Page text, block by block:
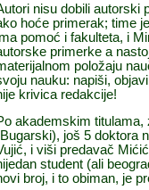
nisu dobili autorski
hoće primerak; time
pomoć i fakulteta, i
primerke a
položaju nau
nauku: napiši,
krivica redakcije!
akademskim titulama,
još 5 doktora
ć, i viši predavač Mićić
student (ali
broj, i to obiman, je